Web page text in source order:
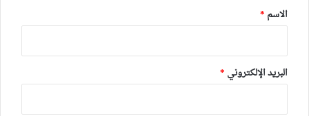
*
الاسم *
البريد الإلكتروني *